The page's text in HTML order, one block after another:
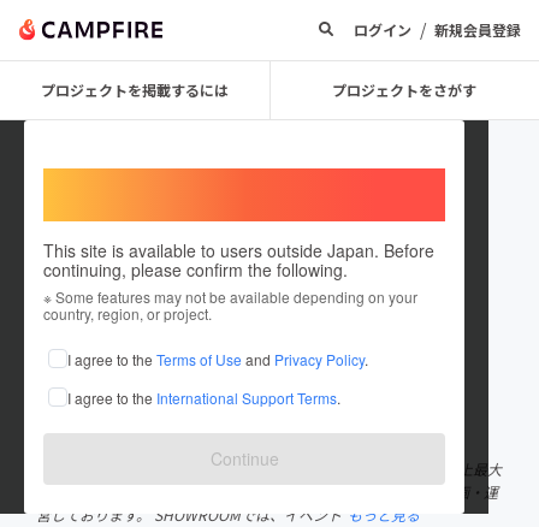
ログイン / 新規会員登録
プロジェクトを掲載するには プロジェクトをさがす
This site is available to users outside Japan. Before
continuing, please confirm the following.
※ Some features may not be available depending on your
country, region, or project.
I agree to the Terms of Use and Privacy Policy.
I agree to the International Support Terms.
Continue
Worganizer
これまでに5件のプロジェクトを投稿しています
在住国：未設定
出身国：未設定
弊社では、“日本のガールズカルチャーを世界へ” をテーマに、史上最大
級のファッションフェスタとして東京ガールズコレクションを企画・運
営しております。 SHOWROOMでは、イベント もっと見る